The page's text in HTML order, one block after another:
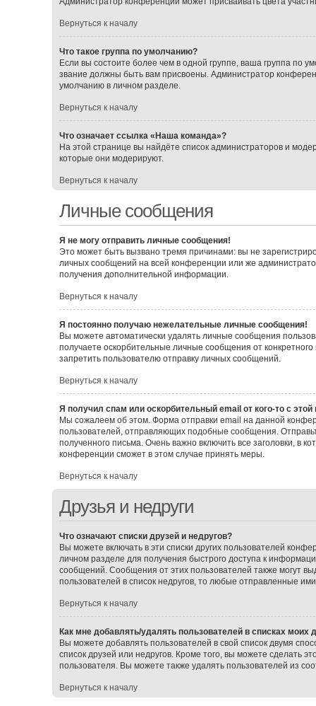
Вернуться к началу
Что такое группа по умолчанию?
Если вы состоите более чем в одной группе, ваша группа по
звание должны быть вам присвоены. Администратор
умолчанию в личном разделе.
Вернуться к началу
Что означает ссылка «Наша команда»?
На этой странице вы найдёте список администраторов и
которые они модерируют.
Вернуться к началу
Личные сообщения
Я не могу отправить личные сообщения!
Это может быть вызвано тремя причинами: вы не
личных сообщений на всей конференции или же
получения дополнительной информации.
Вернуться к началу
Я постоянно получаю нежелательные личные сообщения!
Вы можете автоматически удалять личные сообщения
получаете оскорбительные личные сообщения от
запретить пользователю отправку личных сообщений.
Вернуться к началу
Я получил спам или оскорбительный email от кого-то с
Мы сожалеем об этом. Форма отправки email на данной
пользователей, отправляющих подобные сообщения.
полученного письма. Очень важно включить все заголовки, в
конференции сможет в этом случае принять меры.
Вернуться к началу
Друзья и недруги
Что означают списки друзей и недругов?
Вы можете включать в эти списки других пользователей
личном разделе для получения быстрого доступа к
сообщений. Сообщения от этих пользователей также могут
пользователей в список недругов, то любые отправленные
Вернуться к началу
Как мне добавлять/удалять пользователей в списках моих
Вы можете добавлять пользователей в свой список двумя
список друзей или недругов. Кроме того, вы можете сделать
пользователя. Вы можете также удалять пользователей из
Вернуться к началу